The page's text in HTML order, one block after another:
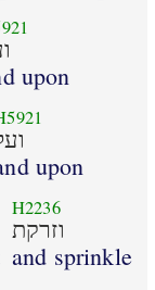
upon
upon
H2236
וזרקת
and sprinkle